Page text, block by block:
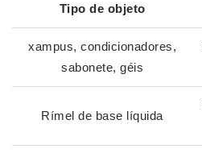
Tipo de objeto
xampus, condicionadores,
sabonete, géis
Rímel de base líquida